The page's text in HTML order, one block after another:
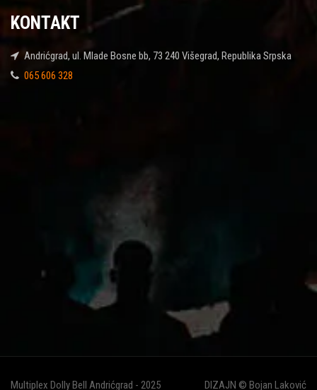
KONTAKT
Andrićgrad, ul. Mlade Bosne bb, 73 240 Višegrad, Republika Srpska
065 606 328
Multiplex Dolly Bell Andrićgrad - 2025 DIZAJN © Bojan Laković